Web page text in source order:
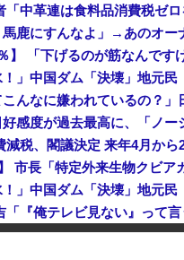
減税、閣議決定 来年4月から